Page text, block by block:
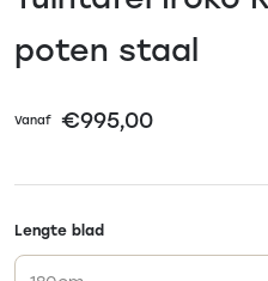
poten staal
Vanaf €995,00
Lengte blad